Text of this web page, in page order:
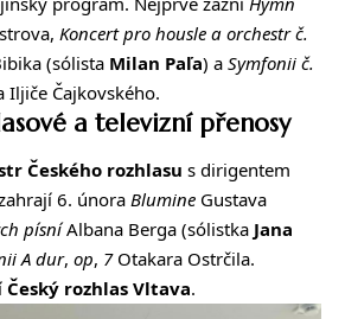
Koncert pro housle a orchestr č.
(sólista Milan Paľa) a Symfonii č.
Iljiče Čajkovského.
a televizní přenosy
Českého rozhlasu s dirigentem
6. únoraBlumine Gustava
písníAlbana Berga (sólistka Jana
A dur, op, 7Otakara Ostrčila.
Český rozhlas Vltava.